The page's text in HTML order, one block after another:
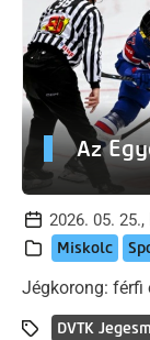
Az
2026. 05.
Miskolc
Jégkorong: férfi
DVTK